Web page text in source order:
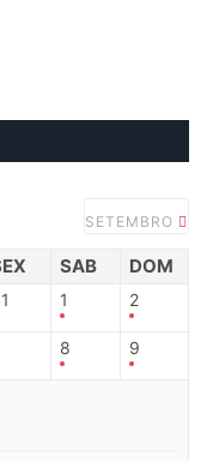
SETEMBRO
SAB DOM
1 2
8 9